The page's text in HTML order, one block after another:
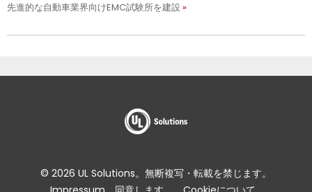
先進的な自動車業界向けEMC試験所を建設
© 2026 UL Solutions。無断複写・転載を禁じます。